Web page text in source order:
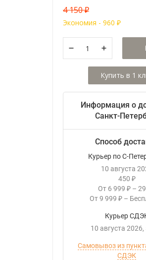
4 150₽
Экономия - 960 ₽
Информация о
Санкт-
Способ
Курьер по С-
10 августа
450 ₽
От 6 999 ₽ –
От 9 999 ₽ –
Курьер
10 августа 2026
Самовывоз из
СДЭК